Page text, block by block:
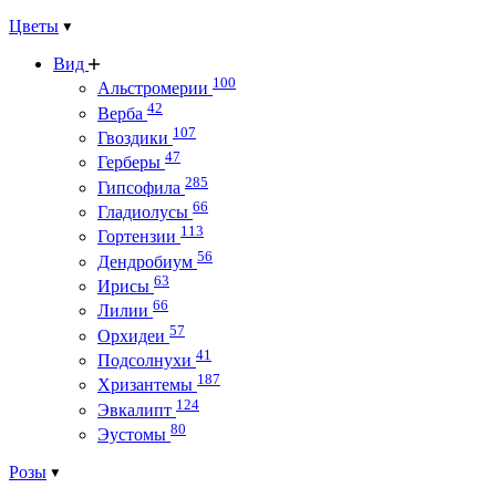
Цветы
Вид
Альстромерии 100
Верба 42
Гвоздики 107
Герберы 47
Гипсофила 285
Гладиолусы 66
Гортензии 113
Дендробиум 56
Ирисы 63
Лилии 66
Орхидеи 57
Подсолнухи 41
Хризантемы 187
Эвкалипт 124
Эустомы 80
Розы